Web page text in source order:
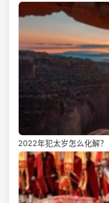
2022年犯太岁怎么化解？